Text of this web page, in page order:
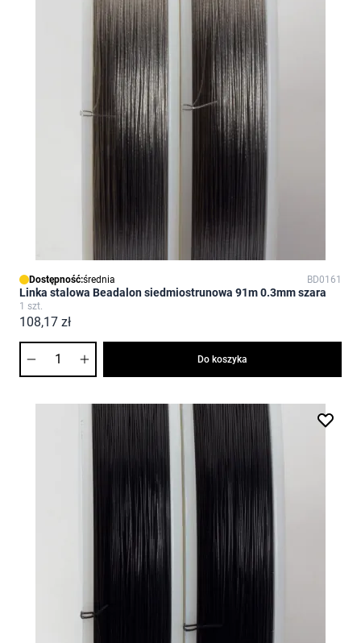
Dostępność:średnia BD0161
Linka stalowa Beadalon siedmiostrunowa 91m 0.3mm szara
1 szt.
108,17 zł
Do koszyka